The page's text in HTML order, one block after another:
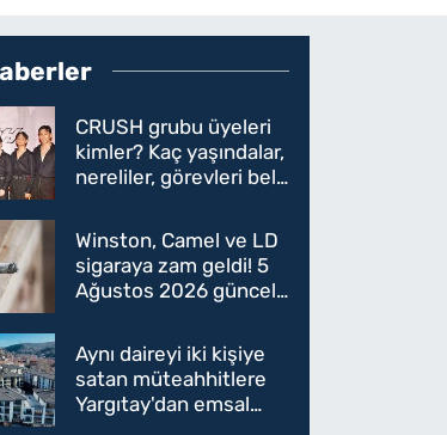
CRUSH grubu üyeleri
kimler? Kaç yaşındalar,
nereliler, görevleri belli
Winston, Camel ve LD
sigaraya zam geldi! 5
Ağustos 2026 güncel
oldu
Aynı daireyi iki kişiye
satan müteahhitlere
Yargıtay'dan emsal